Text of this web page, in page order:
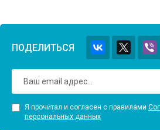
ПОДЕЛИТЬСЯ
Я прочитал и согласен с правилами
персональных данных